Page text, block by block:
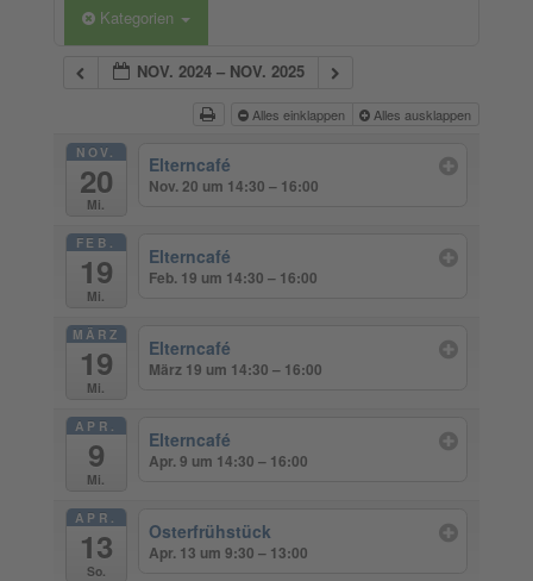
Kategorien
NOV. 2024 – NOV. 2025
Alles einklappen Alles ausklappen
NOV.
20
Mi.
Elterncafé
Nov. 20 um 14:30 – 16:00
FEB.
19
Mi.
Elterncafé
Feb. 19 um 14:30 – 16:00
MÄRZ
19
Mi.
Elterncafé
März 19 um 14:30 – 16:00
APR.
9
Mi.
Elterncafé
Apr. 9 um 14:30 – 16:00
APR.
13
So.
Osterfrühstück
Apr. 13 um 9:30 – 13:00